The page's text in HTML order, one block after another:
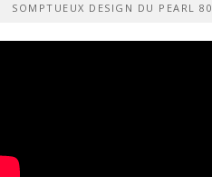
SOMPTUEUX DESIGN DU PEARL 80